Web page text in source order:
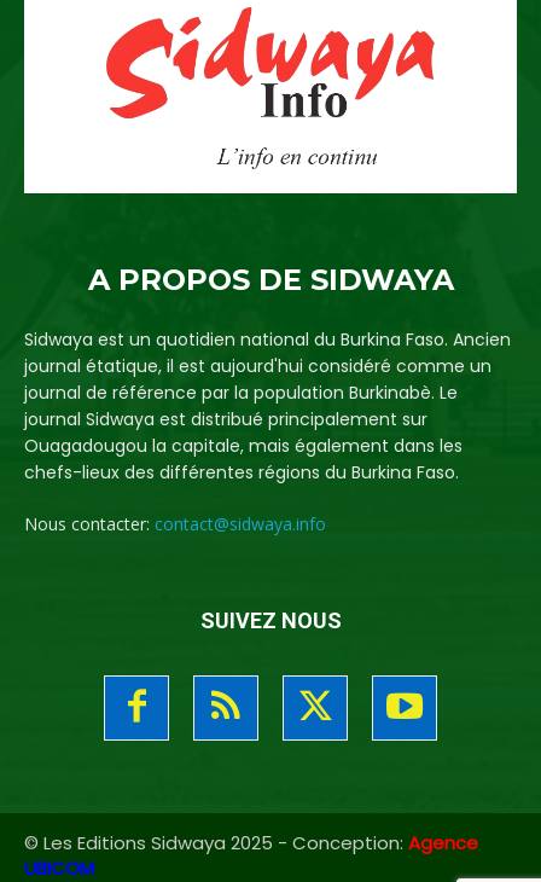
A PROPOS DE SIDWAYA
Sidwaya est un quotidien national du Burkina Faso. Ancien
journal étatique, il est aujourd'hui considéré comme un
journal de référence par la population Burkinabè. Le
journal Sidwaya est distribué principalement sur
Ouagadougou la capitale, mais également dans les
chefs-lieux des différentes régions du Burkina Faso.
Nous contacter: contact@sidwaya.info
SUIVEZ NOUS
© Les Editions Sidwaya 2025 - Conception: Agence
UBICOM